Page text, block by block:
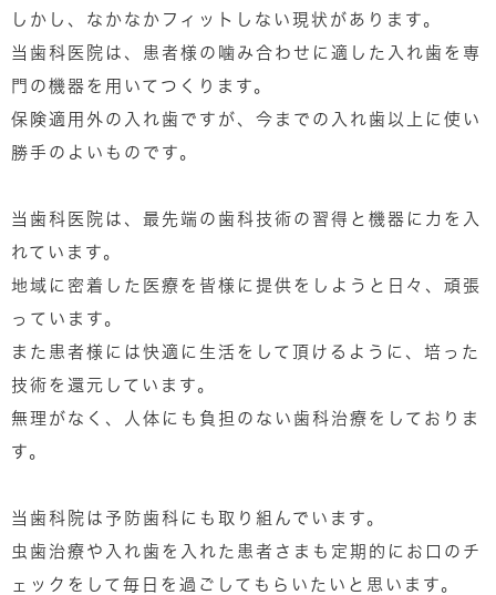
しかし、なかなかフィットしない現状があります。
当歯科医院は、患者様の噛み合わせに適した入れ歯を専
門の機器を用いてつくります。
保険適用外の入れ歯ですが、今までの入れ歯以上に使い
勝手のよいものです。
当歯科医院は、最先端の歯科技術の習得と機器に力を入
れています。
地域に密着した医療を皆様に提供をしようと日々、頑張
っています。
また患者様には快適に生活をして頂けるように、培った
技術を還元しています。
無理がなく、人体にも負担のない歯科治療をしておりま
す。
当歯科院は予防歯科にも取り組んでいます。
虫歯治療や入れ歯を入れた患者さまも定期的にお口のチ
ェックをして毎日を過ごしてもらいたいと思います。